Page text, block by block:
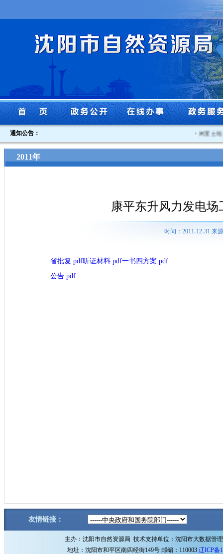
通知公告： 闲置土地
2011年
康平东升风力发电场
时间：2011-12-31 来
省批复.pdf听证材料.pdf一书四方案.pdf
公告.pdf
友情链接：
主办：沈阳市自然资源局 技术支持单位：沈阳市大数据管
地址：沈阳市和平区南四经街149号 邮编：110003 辽ICP备